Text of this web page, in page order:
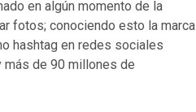
en algún momento de la
fotos; conociendo esto la marca
hashtag en redes sociales
más de 90 millones de